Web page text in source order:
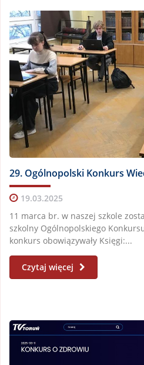
29. Ogólnopolski Konkurs
19.03.2025
11 marca br. w naszej szkole
szkolny Ogólnopolskiego
konkurs obowiązywały Księgi:...
Czytaj więcej